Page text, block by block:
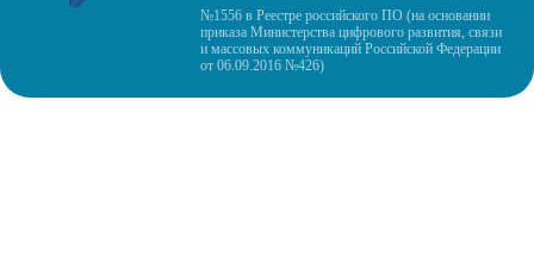
№1556 в Реестре российского ПО (на основании
приказа Министерства цифрового развития, связи
и массовых коммуникаций Российской Федерации
от 06.09.2016 №426)